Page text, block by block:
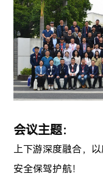
会议主题：
上下游深度融合，
安全保驾护航！